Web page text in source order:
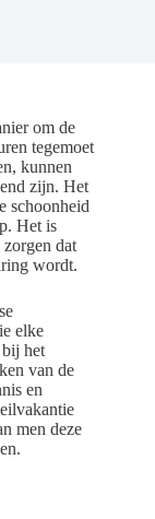
om de
tegemoet
kunnen
zijn. Het
schoonheid
Het is
dat
wordt.
elke
het
van de
en
men deze